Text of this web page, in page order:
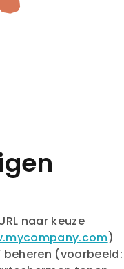
naar keuze
)
beheren (voorbeeld: